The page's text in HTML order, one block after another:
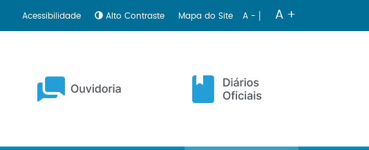
Acessibilidade Alto Contraste Mapa do Site A - | A +